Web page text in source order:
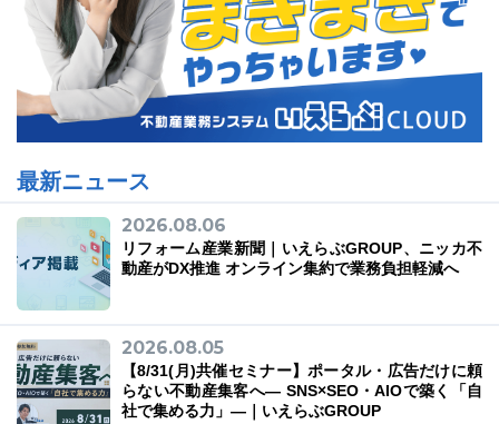
最新ニュース
2026.08.06
リフォーム産業新聞｜いえらぶGROUP、ニッカ不
動産がDX推進 オンライン集約で業務負担軽減へ
2026.08.05
【8/31(月)共催セミナー】ポータル・広告だけに頼
らない不動産集客へ― SNS×SEO・AIOで築く「自
社で集める力」―｜いえらぶGROUP